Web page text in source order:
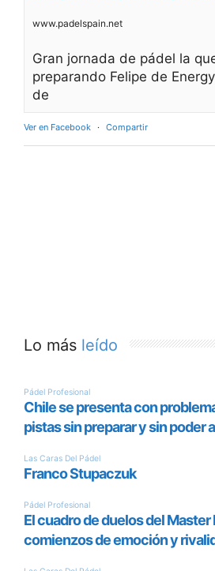
www.padelspain.net
Gran jornada de pádel la
preparando Felipe de
de
Ver en Facebook · Compartir
Lo más leído